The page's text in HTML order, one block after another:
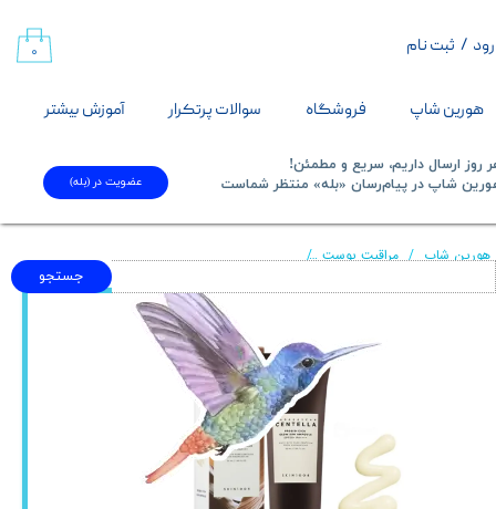
هورین شاپ فروشگاه سوالات پرتکرار آموزش بیشتر
/ ثبت نام
حساب کاربری من
تغییر گذر واژه
خروج از حساب کاربری
۰
جستجو
روز ارسال داریم، سریع و مطمئن!
شاپ در پیام‌رسان «بله» منتظر شماست​​​​​​​
عضویت در (بله)
هورین شاپ مراقبت پوست آمپول ضد آفتاب پروبیوتیک سیکا گلو سنتلا اسکین ۱۰۰۴